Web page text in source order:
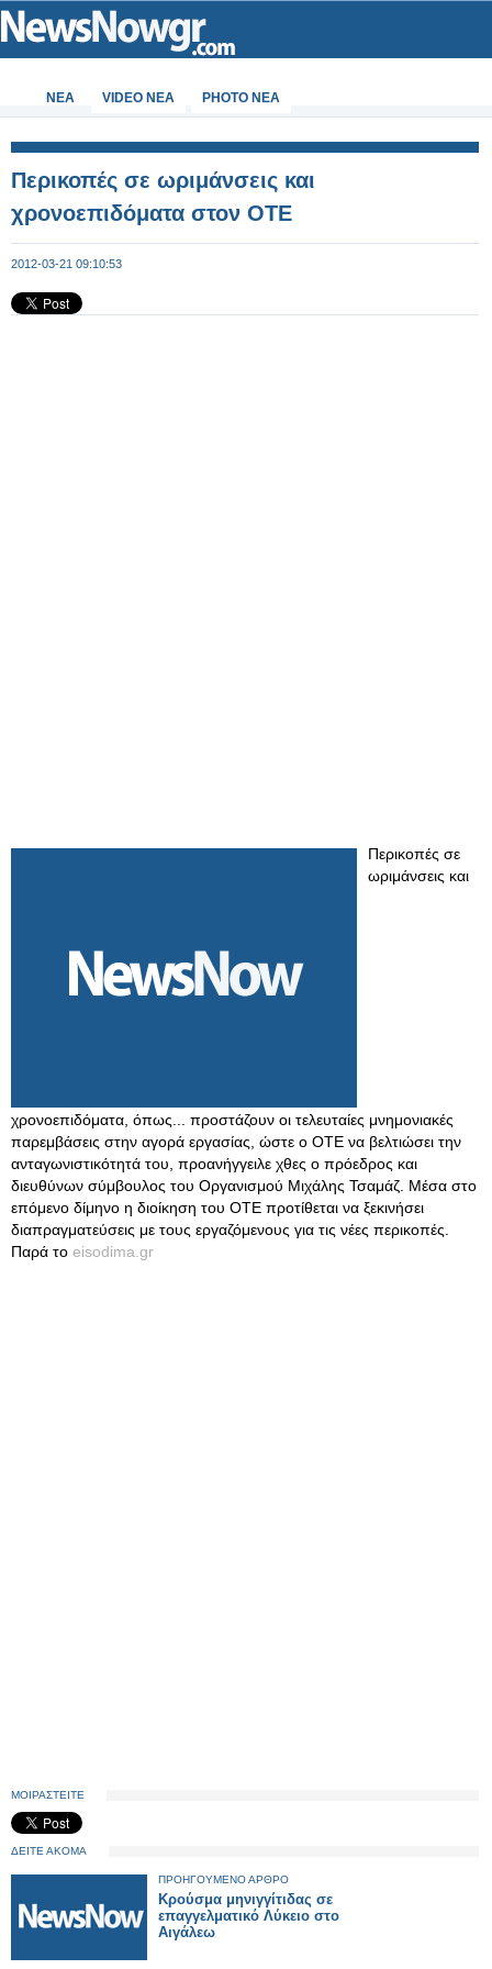
ΝΕΑ VIDEO NEA PHOTO NEA
Περικοπές σε ωριμάνσεις και
χρονοεπιδόματα στον ΟΤΕ
2012-03-21 09:10:53
Περικοπές σε
ωριμάνσεις και
χρονοεπιδόματα, όπως... προστάζουν οι τελευταίες μνημονιακές
παρεμβάσεις στην αγορά εργασίας, ώστε ο ΟΤΕ να βελτιώσει την
ανταγωνιστικότητά του, προανήγγειλε χθες ο πρόεδρος και
διευθύνων σύμβουλος του Οργανισμού Μιχάλης Τσαμάζ. Μέσα στο
επόμενο δίμηνο η διοίκηση του ΟΤΕ προτίθεται να ξεκινήσει
διαπραγματεύσεις με τους εργαζόμενους για τις νέες περικοπές.
Παρά το eisodima.gr
ΜΟΙΡΑΣΤΕΙΤΕ
ΔΕΙΤΕ ΑΚΟΜΑ
ΠΡΟΗΓΟΥΜΕΝΟ ΑΡΘΡΟ
Κρούσμα μηνιγγίτιδας σε
επαγγελματικό Λύκειο στο
Αιγάλεω